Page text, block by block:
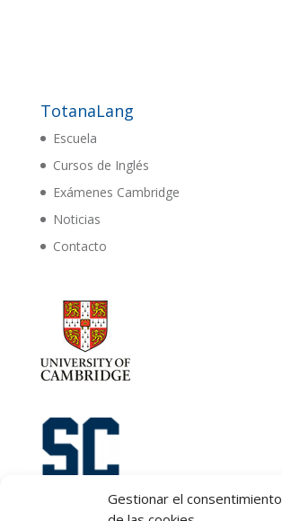
Gestionar el consentimiento
TotanaLang
Escuela
Cursos de Inglés
Exámenes Cambridge
Noticias
Contacto